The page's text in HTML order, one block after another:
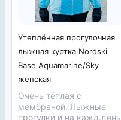
Утеплённая прогулочная
лыжная куртка Nordski
Base Aquamarine/Sky
женская
Очень тёплая с
мембраной. Лыжные
прогулки и на кажд.день